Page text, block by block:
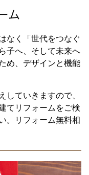
ム
なく「世代をつなぐ
子へ、そして未来へ
め、デザインと機能
していきますので、
てリフォームをご検
。リフォーム無料相